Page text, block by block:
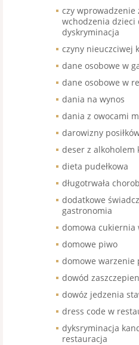
czy wprowadzenie
wchodzenia
dyskryminacja
czyny nieuczciwej
dane osobowe w
dane osobowe w
dania na wynos
dania z owocami
darowizny
deser z alkoholem
dieta pudełkowa
długotrwała
dodatkowe
gastronomia
domowa cukiernia
domowe piwo
domowe warzenie
dowód
dowóz jedzenia
dress code w
dyksryminacja
restauracja